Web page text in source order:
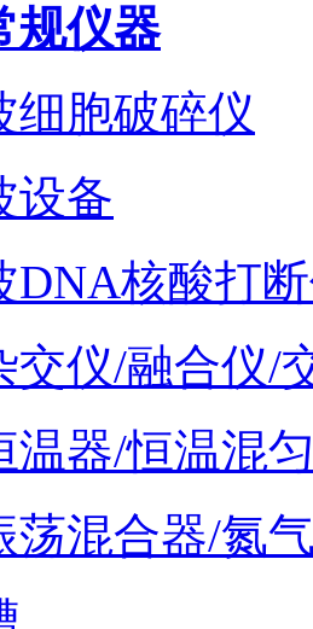
规仪器
细胞破碎仪
设备
DNA核酸打
交仪/融合仪/
温器/恒温混
荡混合器/氮